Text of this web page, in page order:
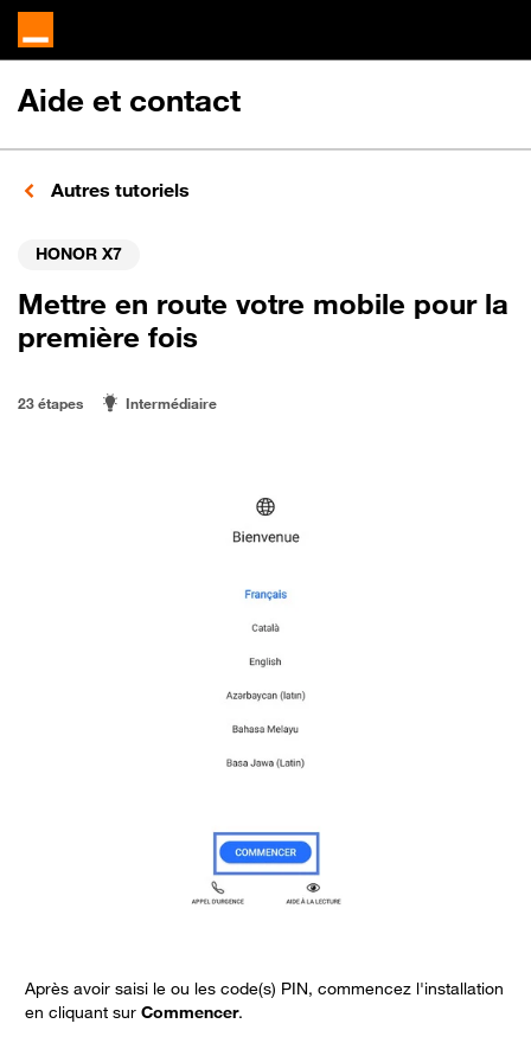
Aide et contact
Autres tutoriels
HONOR X7
Mettre en route votre mobile pour la
première fois
23 étapes Intermédiaire
Après avoir saisi le ou les code(s) PIN, commencez l'installation
en cliquant sur Commencer.